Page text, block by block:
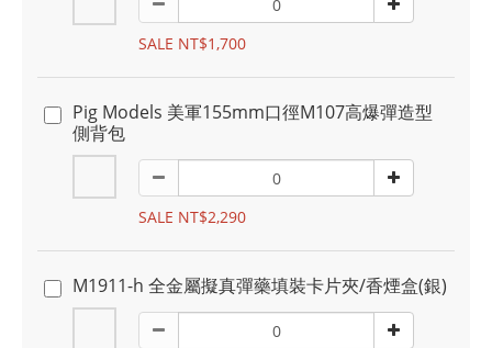
SALE NT$1,700
Pig Models 美軍155mm口徑M107高爆彈造型
側背包
SALE NT$2,290
M1911-h 全金屬擬真彈藥填裝卡片夾/香煙盒(銀)